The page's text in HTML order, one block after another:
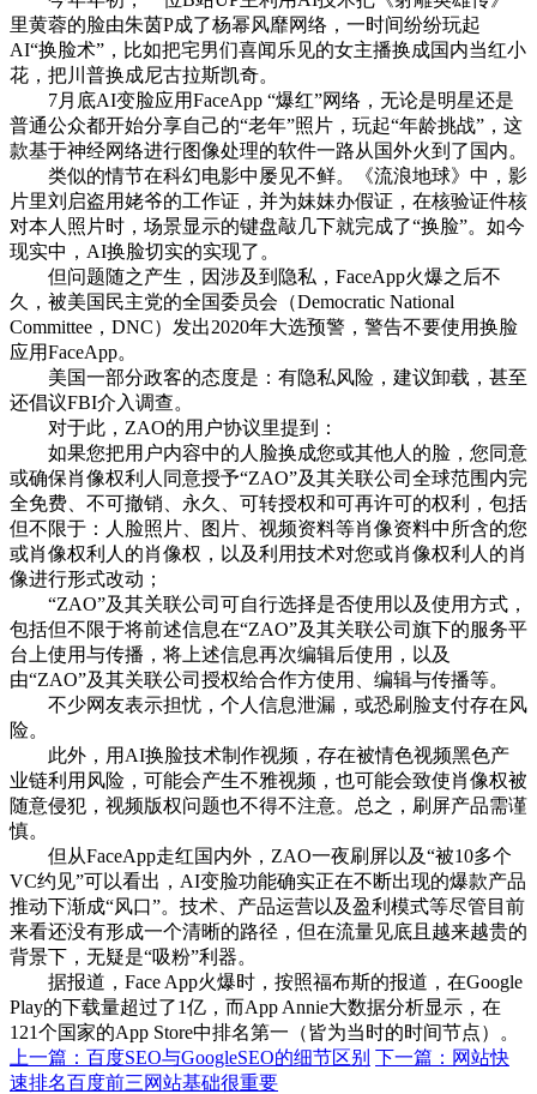
里黄蓉的脸由朱茵P成了杨幂风靡网络，一时间纷纷玩起
AI“换脸术”，比如把宅男们喜闻乐见的女主播换成国内当红小
花，把川普换成尼古拉斯凯奇。
7月底AI变脸应用FaceApp “爆红”网络，无论是明星还是
普通公众都开始分享自己的“老年”照片，玩起“年龄挑战”，这
款基于神经网络进行图像处理的软件一路从国外火到了国内。
类似的情节在科幻电影中屡见不鲜。《流浪地球》中，影
片里刘启盗用姥爷的工作证，并为妹妹办假证，在核验证件核
对本人照片时，场景显示的键盘敲几下就完成了“换脸”。如今
现实中，AI换脸切实的实现了。
但问题随之产生，因涉及到隐私，FaceApp火爆之后不
久，被美国民主党的全国委员会（Democratic National
Committee，DNC）发出2020年大选预警，警告不要使用换脸
应用FaceApp。
美国一部分政客的态度是：有隐私风险，建议卸载，甚至
还倡议FBI介入调查。
对于此，ZAO的用户协议里提到：
如果您把用户内容中的人脸换成您或其他人的脸，您同意
或确保肖像权利人同意授予“ZAO”及其关联公司全球范围内完
全免费、不可撤销、永久、可转授权和可再许可的权利，包括
但不限于：人脸照片、图片、视频资料等肖像资料中所含的您
或肖像权利人的肖像权，以及利用技术对您或肖像权利人的肖
像进行形式改动；
“ZAO”及其关联公司可自行选择是否使用以及使用方式，
包括但不限于将前述信息在“ZAO”及其关联公司旗下的服务平
台上使用与传播，将上述信息再次编辑后使用，以及
由“ZAO”及其关联公司授权给合作方使用、编辑与传播等。
不少网友表示担忧，个人信息泄漏，或恐刷脸支付存在风
险。
此外，用AI换脸技术制作视频，存在被情色视频黑色产
业链利用风险，可能会产生不雅视频，也可能会致使肖像权被
随意侵犯，视频版权问题也不得不注意。总之，刷屏产品需谨
慎。
但从FaceApp走红国内外，ZAO一夜刷屏以及“被10多个
VC约见”可以看出，AI变脸功能确实正在不断出现的爆款产品
推动下渐成“风口”。技术、产品运营以及盈利模式等尽管目前
来看还没有形成一个清晰的路径，但在流量见底且越来越贵的
背景下，无疑是“吸粉”利器。
据报道，Face App火爆时，按照福布斯的报道，在Google
Play的下载量超过了1亿，而App Annie大数据分析显示，在
121个国家的App Store中排名第一（皆为当时的时间节点）。
上一篇： 百度SEO与GoogleSEO的细节区别 下一篇： 网站快
速排名百度前三网站基础很重要